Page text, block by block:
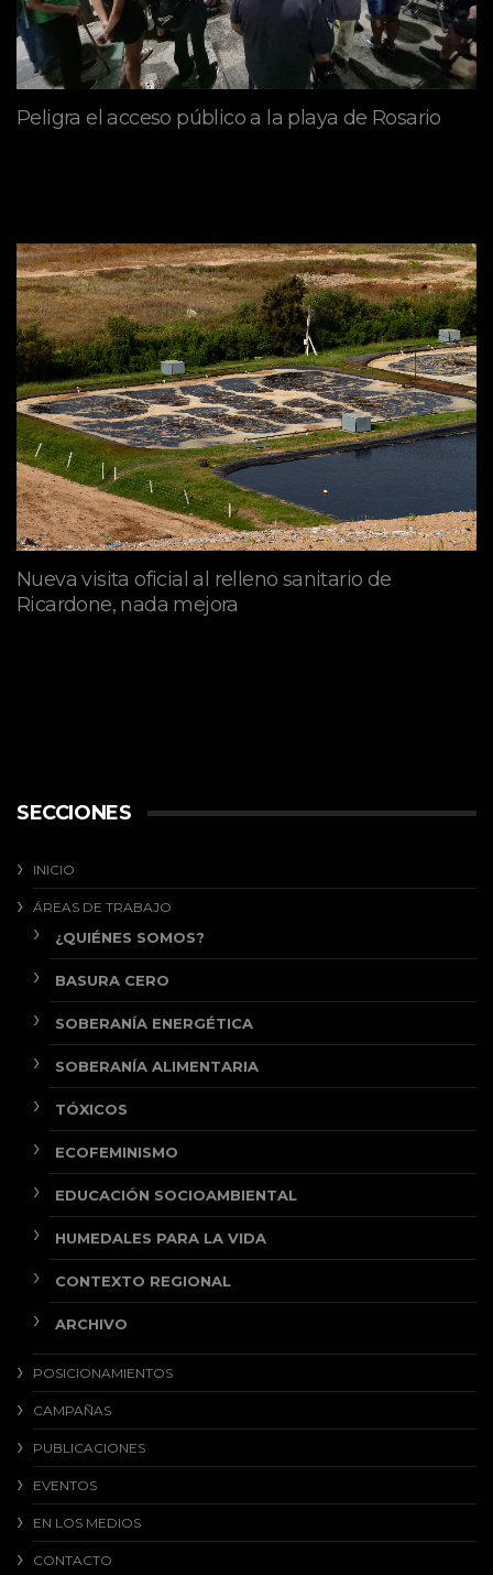
Peligra el acceso público a la playa de Rosario
Nueva visita oficial al relleno sanitario de
Ricardone, nada mejora
SECCIONES
INICIO
ÁREAS DE TRABAJO
¿QUIÉNES SOMOS?
BASURA CERO
SOBERANÍA ENERGÉTICA
SOBERANÍA ALIMENTARIA
TÓXICOS
ECOFEMINISMO
EDUCACIÓN SOCIOAMBIENTAL
HUMEDALES PARA LA VIDA
CONTEXTO REGIONAL
ARCHIVO
POSICIONAMIENTOS
CAMPAÑAS
PUBLICACIONES
EVENTOS
EN LOS MEDIOS
CONTACTO